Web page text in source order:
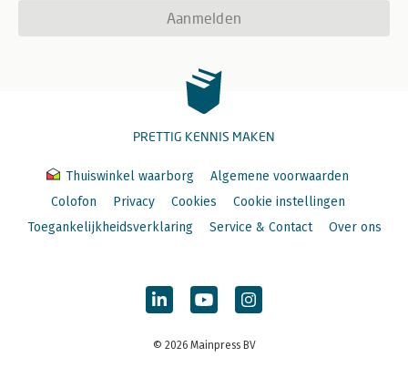
Aanmelden
PRETTIG KENNIS MAKEN
Thuiswinkel waarborg
Algemene voorwaarden
Colofon
Privacy Cookies
Cookie instellingen
Toegankelijkheidsverklaring
Service & Contact Over ons
© 2026 Mainpress BV